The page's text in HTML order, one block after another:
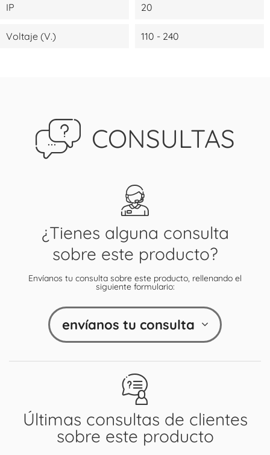
IP 20
Voltaje (V.) 110 - 240
CONSULTAS
Últimas consultas de clientes
sobre este producto
¿Tienes alguna consulta
sobre este producto?
Envíanos tu consulta sobre este producto, rellenando el
siguiente formulario:
envíanos tu consulta